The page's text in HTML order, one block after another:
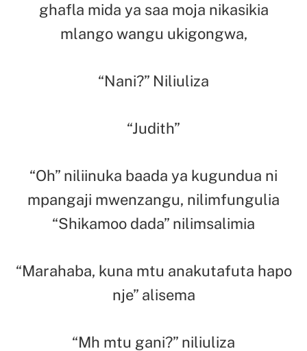
ghafla mida ya saa moja nikasikia
mlango wangu ukigongwa,
“Nani?” Niliuliza
“Judith”
“Oh” niliinuka baada ya kugundua ni
mpangaji mwenzangu, nilimfungulia
“Shikamoo dada” nilimsalimia
“Marahaba, kuna mtu anakutafuta hapo
nje” alisema
“Mh mtu gani?” niliuliza